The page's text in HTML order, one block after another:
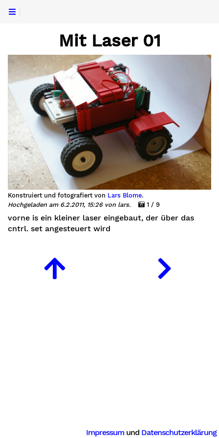
Mit Laser 01
Konstruiert und fotografiert von Lars Blome.
Hochgeladen am 6.2.2011, 15:26 von lars.
1 / 9
vorne is ein kleiner laser eingebaut, der über das
cntrl. set angesteuert wird
Impressum und Datenschutzerklärung